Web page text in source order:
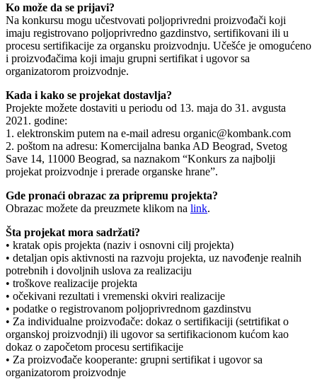
Ko može da se prijavi?
Na konkursu mogu učestvovati poljoprivredni proizvođači koji
imaju registrovano poljoprivredno gazdinstvo, sertifikovani ili u
procesu sertifikacije za organsku proizvodnju. Učešće je omogućeno
i proizvođačima koji imaju grupni sertifikat i ugovor sa
organizatorom proizvodnje.
Kada i kako se projekat dostavlja?
Projekte možete dostaviti u periodu od 13. maja do 31. avgusta
2021. godine:
1. elektronskim putem na e-mail adresu organic@kombank.com
2. poštom na adresu: Komercijalna banka AD Beograd, Svetog
Save 14, 11000 Beograd, sa naznakom “Konkurs za najbolji
projekat proizvodnje i prerade organske hrane”.
Gde pronaći obrazac za pripremu projekta?
Obrazac možete da preuzmete klikom na link.
Šta projekat mora sadržati?
• kratak opis projekta (naziv i osnovni cilj projekta)
• detaljan opis aktivnosti na razvoju projekta, uz navođenje realnih
potrebnih i dovoljnih uslova za realizaciju
• troškove realizacije projekta
• očekivani rezultati i vremenski okviri realizacije
• podatke o registrovanom poljoprivrednom gazdinstvu
• Za individualne proizvođače: dokaz o sertifikaciji (setrtifikat o
organskoj proizvodnji) ili ugovor sa sertifikacionom kućom kao
dokaz o započetom procesu sertifikacije
• Za proizvođače kooperante: grupni sertifikat i ugovor sa
organizatorom proizvodnje